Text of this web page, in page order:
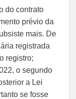
do contrato
prévio da
mais. De
registrada
registro;
o segundo
a Lei
se fosse